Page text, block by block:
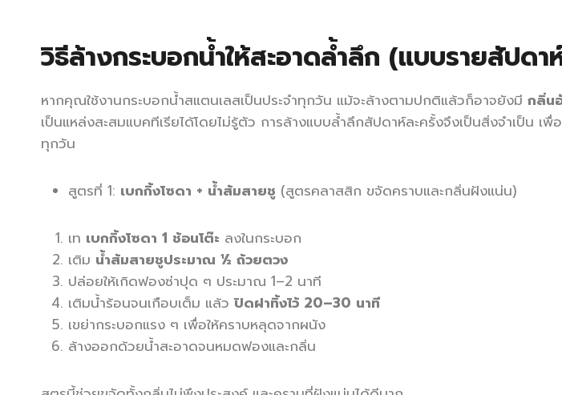
วิธีล้างกระบอกน้ำให้สะอาดล้ำลึก (แบบรายสัปดา
หากคุณใช้งานกระบอกน้ำสแตนเลสเป็นประจำทุกวัน แม้จะล้างตามปกติแล้วก็อาจยังมี กลิ่น
เป็นแหล่งสะสมแบคทีเรียได้โดยไม่รู้ตัว การล้างแบบล้ำลึกสัปดาห์ละครั้งจึงเป็นสิ่งจำเป็น
ทุกวัน
สูตรที่ 1: เบกกิ้งโซดา + น้ำส้มสายชู (สูตรคลาสสิก ขจัดคราบและกลิ่นฝังแน่น)
เท เบกกิ้งโซดา 1 ช้อนโต๊ะ ลงในกระบอก
เติม น้ำส้มสายชูประมาณ ½ ถ้วยตวง
ปล่อยให้เกิดฟองซ่าปุด ๆ ประมาณ 1–2 นาที
เติมน้ำร้อนจนเกือบเต็ม แล้ว ปิดฝาทิ้งไว้ 20–30 นาที
เขย่ากระบอกแรง ๆ เพื่อให้คราบหลุดจากผนัง
ล้างออกด้วยน้ำสะอาดจนหมดฟองและกลิ่น